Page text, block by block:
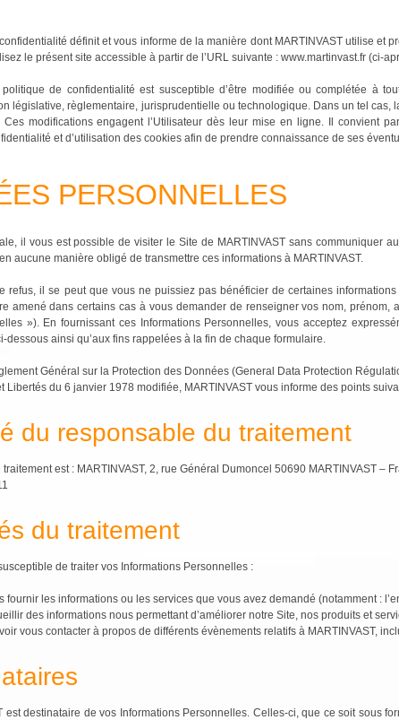
définit et vous informe de la manière dont MARTINVAST utilise et
le présent site accessible à partir de l’URL suivante : www.martinvast.fr (ci-
de confidentialité est susceptible d’être modifiée ou complétée à
législative, règlementaire, jurisprudentielle ou technologique. Dans un tel cas,
modifications engagent l’Utilisateur dès leur mise en ligne. Il convient
et d’utilisation des cookies afin de prendre connaissance de ses
PERSONNELLES
il vous est possible de visiter le Site de MARTINVAST sans communiquer
aucune manière obligé de transmettre ces informations à MARTINVAST.
refus, il se peut que vous ne puissiez pas bénéficier de certaines
amené dans certains cas à vous demander de renseigner vos nom,
»). En fournissant ces Informations Personnelles, vous acceptez
dessous ainsi qu’aux fins rappelées à la fin de chaque formulaire.
Général sur la Protection des Données (General Data Protection
Libertés du 6 janvier 1978 modifiée, MARTINVAST vous informe des points
du responsable du traitement
est : MARTINVAST, 2, rue Général Dumoncel 50690 MARTINVAST –
du traitement
de traiter vos Informations Personnelles :
fournir les informations ou les services que vous avez demandé (notamment :
des informations nous permettant d’améliorer notre Site, nos produits et
vous contacter à propos de différents évènements relatifs à MARTINVAST,
est destinataire de vos Informations Personnelles. Celles-ci, que ce soit sous